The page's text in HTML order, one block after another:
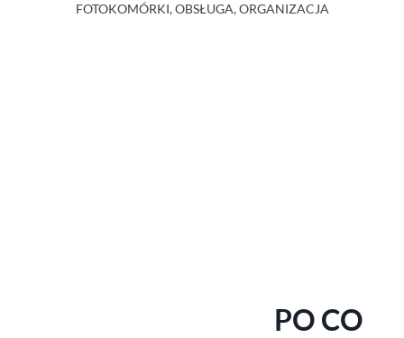
FOTOKOMÓRKI, OBSŁUGA, ORGANIZACJA
PO CO